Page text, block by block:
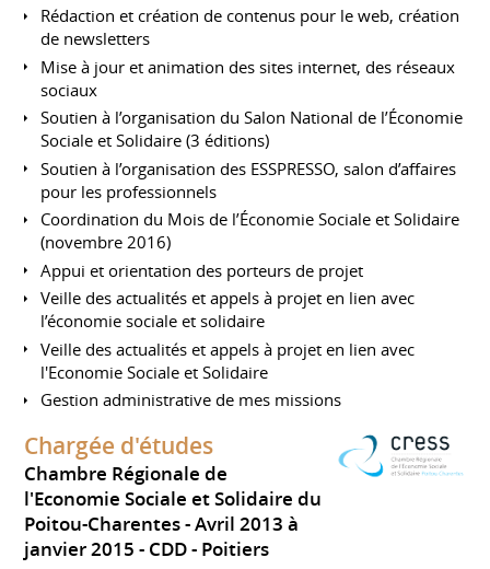
Rédaction et création de contenus pour le web, création
de newsletters
Mise à jour et animation des sites internet, des réseaux
sociaux
Soutien à l’organisation du Salon National de l’Économie
Sociale et Solidaire (3 éditions)
Soutien à l’organisation des ESSPRESSO, salon d’affaires
pour les professionnels
Coordination du Mois de l’Économie Sociale et Solidaire
(novembre 2016)
Appui et orientation des porteurs de projet
Veille des actualités et appels à projet en lien avec
l’économie sociale et solidaire
Veille des actualités et appels à projet en lien avec
l'Economie Sociale et Solidaire
Gestion administrative de mes missions
Chargée d'études
Chambre Régionale de
l'Economie Sociale et Solidaire du
Poitou-Charentes
Avril 2013 à
janvier 2015 CDD Poitiers